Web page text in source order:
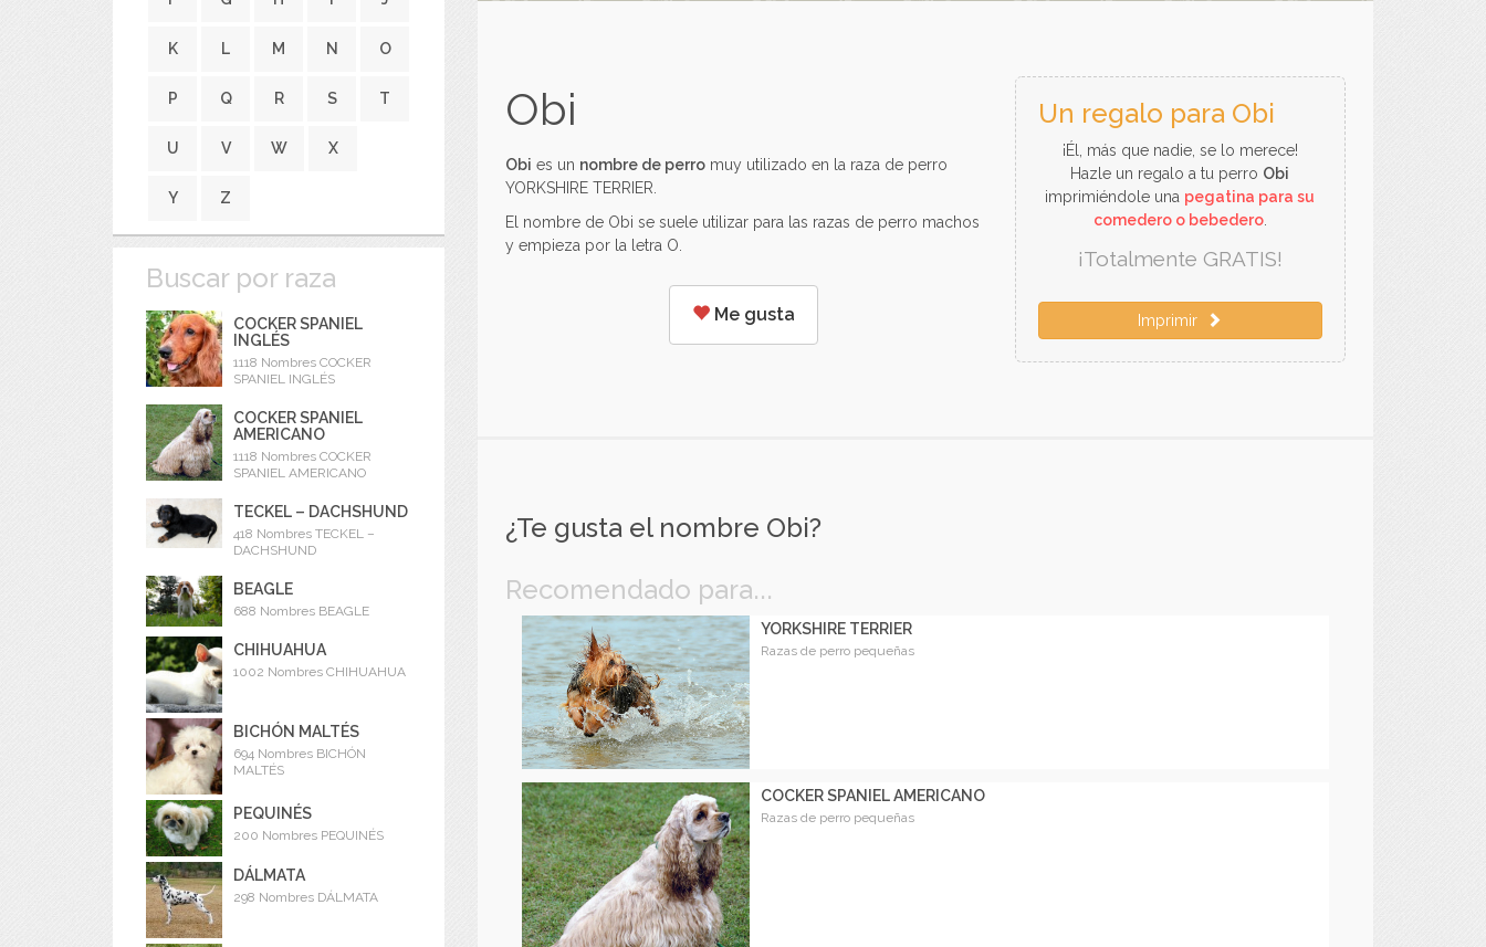
K L M N O
P Q R S T
U V W X
Y Z
Buscar por raza
COCKER SPANIEL
INGLÉS
1118 Nombres COCKER
SPANIEL INGLÉS
COCKER SPANIEL
AMERICANO
1118 Nombres COCKER
SPANIEL AMERICANO
TECKEL – DACHSHUND
418 Nombres TECKEL –
DACHSHUND
BEAGLE
688 Nombres BEAGLE
CHIHUAHUA
1002 Nombres CHIHUAHUA
BICHÓN MALTÉS
694 Nombres BICHÓN
MALTÉS
PEQUINÉS
200 Nombres PEQUINÉS
DÁLMATA
298 Nombres DÁLMATA
Obi
Obi es un nombre de perro muy utilizado en la raza de perro
YORKSHIRE TERRIER.
El nombre de Obi se suele utilizar para las razas de perro machos
y empieza por la letra O.
Me gusta
Un regalo para Obi
¡Él, más que nadie, se lo merece!
Hazle un regalo a tu perro Obi
imprimiéndole una pegatina para su
comedero o bebedero.
¡Totalmente GRATIS!
Imprimir
¿Te gusta el nombre Obi?
Recomendado para...
YORKSHIRE TERRIER
Razas de perro pequeñas
COCKER SPANIEL AMERICANO
Razas de perro pequeñas